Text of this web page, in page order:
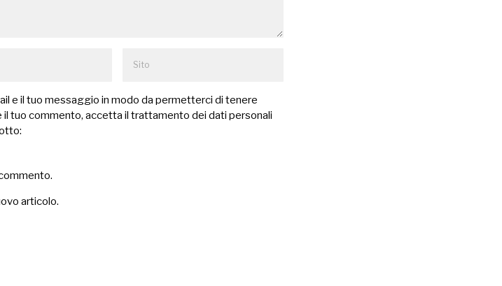
e il tuo messaggio in modo da permetterci di tenere
tuo commento, accetta il trattamento dei dati personali
articolo.